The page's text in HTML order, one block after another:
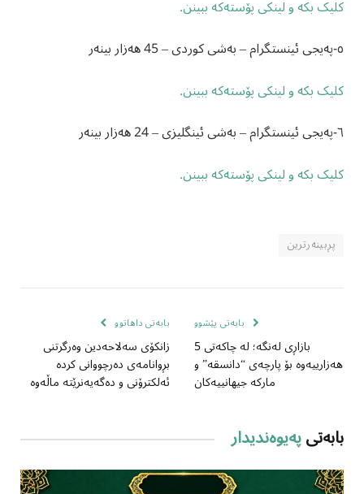
کلیک بکە و لینکی پۆستەکە ببینن.
٥-پەیجی ئینستگرام – بەشی کوردی – 45 هەزار بینەر
کلیک بکە و لینکی پۆستەکە ببینن.
٦-پەیجی ئینستگرام – بەشی ئینگلیزی – 24 هەزار بینەر
کلیک بکە و لینکی پۆستەکە ببینن.
پڕبینەرترین
بابەتی پێشوو
بازاڕی لەنگە؛ لە چاکەتی 5
هەزارییەوە بۆ پارچەی “دانسقە” و
مارکە جیهانییەکان
بابەتی داهاتوو
زانکۆی سەلاحەدین وەرگرتنی
بڕوانامەی دەرچووانی کردە
ئەلکترۆنی و دەگەیەنرێتە ماڵەوە
بابەتیپەیوەندیدار